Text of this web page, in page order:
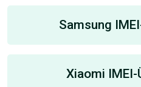
Samsung
Xiaomi